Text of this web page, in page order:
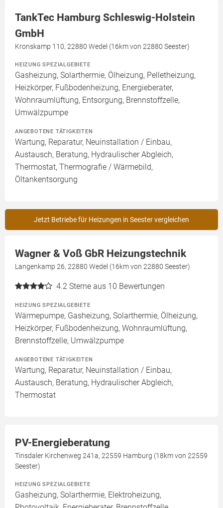
TankTec Hamburg Schleswig-Holstein
GmbH
Kronskamp 110, 22880 Wedel (16km von 22880 Seester)
HEIZUNG SPEZIALGEBIETE
Gasheizung, Solarthermie, Ölheizung, Pelletheizung,
Heizkörper, Fußbodenheizung, Energieberater,
Wohnraumlüftung, Entsorgung, Brennstoffzelle,
Umwälzpumpe
ANGEBOTENE TÄTIGKEITEN
Wartung, Reparatur, Neuinstallation / Einbau,
Austausch, Beratung, Hydraulischer Abgleich,
Thermostat, Thermografie / Wärmebild,
Öltankentsorgung
Jetzt Betriebe für Heizungen in Seester vergleichen
Wagner & Voß GbR Heizungstechnik
Langenkamp 26, 22880 Wedel (16km von 22880 Seester)
4.2 Sterne aus 10 Bewertungen
HEIZUNG SPEZIALGEBIETE
Wärmepumpe, Gasheizung, Solarthermie, Ölheizung,
Heizkörper, Fußbodenheizung, Wohnraumlüftung,
Brennstoffzelle, Umwälzpumpe
ANGEBOTENE TÄTIGKEITEN
Wartung, Reparatur, Neuinstallation / Einbau,
Austausch, Beratung, Hydraulischer Abgleich,
Thermostat
PV-Energieberatung
Tinsdaler Kirchenweg 241a, 22559 Hamburg (18km von 22559
Seester)
HEIZUNG SPEZIALGEBIETE
Gasheizung, Solarthermie, Elektroheizung,